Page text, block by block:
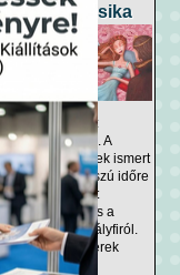
Csipkerózsika
Grimm mesék:
Csipkerózsika. A
Grimm testvérek ismert
meséje a hosszú időre
álomba merült
királylányról és a
megmentő királyfiról.
Esti mese, gyerek
mese.